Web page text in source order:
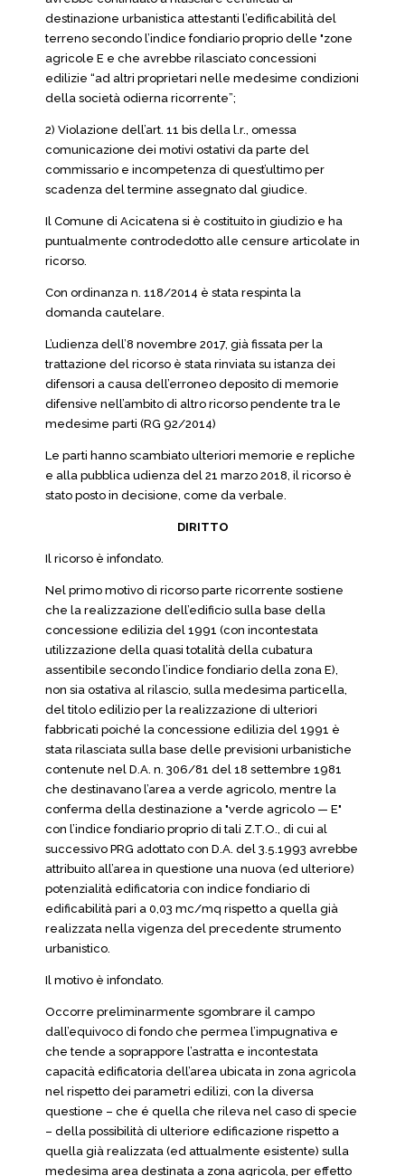
destinazione urbanistica attestanti l’edificabilità del
terreno secondo l’indice fondiario proprio delle "zone
agricole E e che avrebbe rilasciato concessioni
edilizie “ad altri proprietari nelle medesime condizioni
della società odierna ricorrente”;
2) Violazione dell’art. 11 bis della l.r., omessa
comunicazione dei motivi ostativi da parte del
commissario e incompetenza di quest’ultimo per
scadenza del termine assegnato dal giudice.
Il Comune di Acicatena si è costituito in giudizio e ha
puntualmente controdedotto alle censure articolate in
ricorso.
Con ordinanza n. 118/2014 è stata respinta la
domanda cautelare.
L’udienza dell’8 novembre 2017, già fissata per la
trattazione del ricorso è stata rinviata su istanza dei
difensori a causa dell’erroneo deposito di memorie
difensive nell’ambito di altro ricorso pendente tra le
medesime parti (RG 92/2014)
Le parti hanno scambiato ulteriori memorie e repliche
e alla pubblica udienza del 21 marzo 2018, il ricorso è
stato posto in decisione, come da verbale.
DIRITTO
Il ricorso è infondato.
Nel primo motivo di ricorso parte ricorrente sostiene
che la realizzazione dell’edificio sulla base della
concessione edilizia del 1991 (con incontestata
utilizzazione della quasi totalità della cubatura
assentibile secondo l’indice fondiario della zona E),
non sia ostativa al rilascio, sulla medesima particella,
del titolo edilizio per la realizzazione di ulteriori
fabbricati poiché la concessione edilizia del 1991 è
stata rilasciata sulla base delle previsioni urbanistiche
contenute nel D.A. n. 306/81 del 18 settembre 1981
che destinavano l’area a verde agricolo, mentre la
conferma della destinazione a "verde agricolo — E"
con l’indice fondiario proprio di tali Z.T.O., di cui al
successivo PRG adottato con D.A. del 3.5.1993 avrebbe
attribuito all’area in questione una nuova (ed ulteriore)
potenzialità edificatoria con indice fondiario di
edificabilità pari a 0,03 mc/mq rispetto a quella già
realizzata nella vigenza del precedente strumento
urbanistico.
Il motivo è infondato.
Occorre preliminarmente sgombrare il campo
dall’equivoco di fondo che permea l’impugnativa e
che tende a soprappore l’astratta e incontestata
capacità edificatoria dell’area ubicata in zona agricola
nel rispetto dei parametri edilizi, con la diversa
questione – che é quella che rileva nel caso di specie
– della possibilità di ulteriore edificazione rispetto a
quella già realizzata (ed attualmente esistente) sulla
medesima area destinata a zona agricola, per effetto